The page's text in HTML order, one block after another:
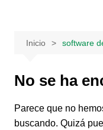
Inicio software
No se ha
Parece que no
buscando. Quizá